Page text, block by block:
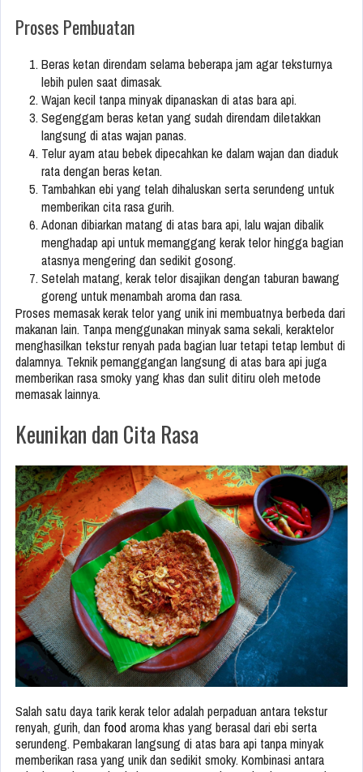
Proses Pembuatan
Beras ketan direndam selama beberapa jam agar teksturnya
lebih pulen saat dimasak.
Wajan kecil tanpa minyak dipanaskan di atas bara api.
Segenggam beras ketan yang sudah direndam diletakkan
langsung di atas wajan panas.
Telur ayam atau bebek dipecahkan ke dalam wajan dan diaduk
rata dengan beras ketan.
Tambahkan ebi yang telah dihaluskan serta serundeng untuk
memberikan cita rasa gurih.
Adonan dibiarkan matang di atas bara api, lalu wajan dibalik
menghadap api untuk memanggang kerak telor hingga bagian
atasnya mengering dan sedikit gosong.
Setelah matang, kerak telor disajikan dengan taburan bawang
goreng untuk menambah aroma dan rasa.
Proses memasak kerak telor yang unik ini membuatnya berbeda dari
makanan lain. Tanpa menggunakan minyak sama sekali, keraktelor
menghasilkan tekstur renyah pada bagian luar tetapi tetap lembut di
dalamnya. Teknik pemanggangan langsung di atas bara api juga
memberikan rasa smoky yang khas dan sulit ditiru oleh metode
memasak lainnya.
Keunikan dan Cita Rasa
Salah satu daya tarik kerak telor adalah perpaduan antara tekstur
renyah, gurih, dan foodaroma khas yang berasal dari ebi serta
serundeng. Pembakaran langsung di atas bara api tanpa minyak
memberikan rasa yang unik dan sedikit smoky. Kombinasi antara